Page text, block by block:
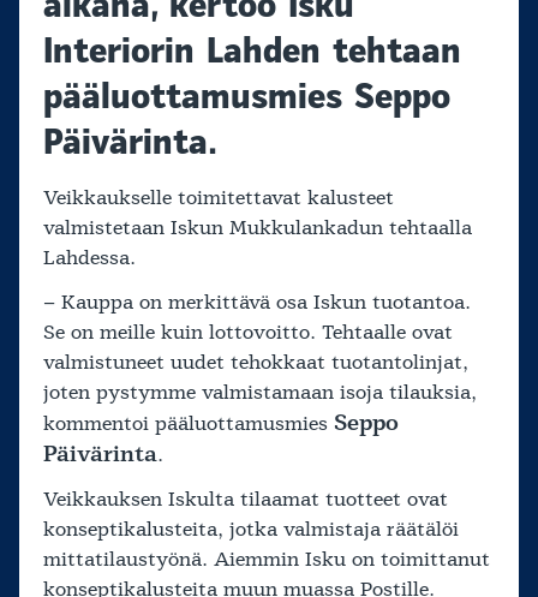
Interiorin Lahden tehtaan
pääluottamusmies Seppo
Päivärinta.
Veikkaukselle toimitettavat kalusteet
valmistetaan Iskun Mukkulankadun tehtaalla
Lahdessa.
– Kauppa on merkittävä osa Iskun tuotantoa.
Se on meille kuin lottovoitto. Tehtaalle ovat
valmistuneet uudet tehokkaat tuotantolinjat,
joten pystymme valmistamaan isoja tilauksia,
kommentoi pääluottamusmies Seppo
Päivärinta.
Veikkauksen Iskulta tilaamat tuotteet ovat
konseptikalusteita, jotka valmistaja räätälöi
mittatilaustyönä. Aiemmin Isku on toimittanut
konseptikalusteita muun muassa Postille.